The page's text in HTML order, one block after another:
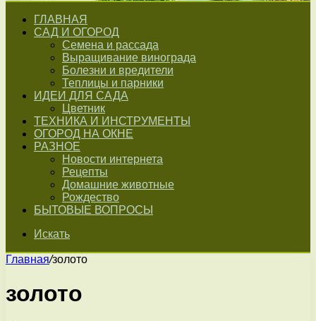
ГЛАВНАЯ
САД И ОГОРОД
Семена и рассада
Выращивание винограда
Болезни и вредители
Теплицы и парники
ИДЕИ ДЛЯ САДА
Цветник
ТЕХНИКА И ИНСТРУМЕНТЫ
ОГОРОД НА ОКНЕ
РАЗНОЕ
Новости интернета
Рецепты
Домашние животные
Рождество
БЫТОВЫЕ ВОПРОСЫ
Искать
Главная/золото
золото